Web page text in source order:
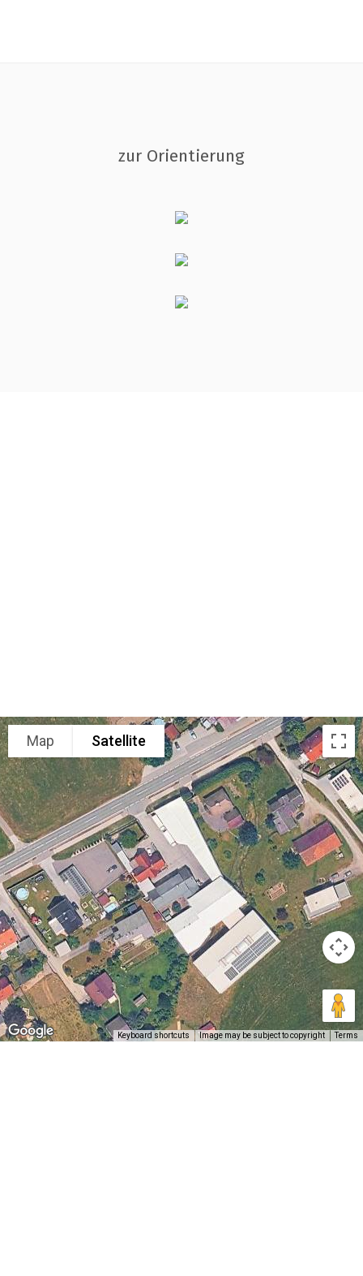
zur Orientierung
Map Satellite
Keyboard shortcuts Image may be subject to copyright Terms